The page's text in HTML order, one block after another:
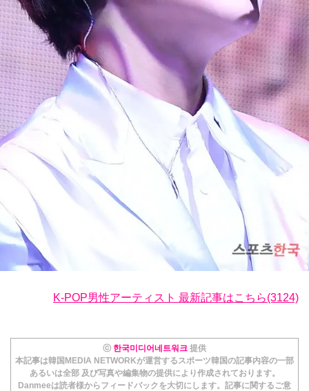
K-POP男性アーティスト 最新記事はこちら(3124)
ⓒ 한국미디어네트워크 提供
本記事は韓国MEDIA NETWORKが運営するスポーツ韓国の記事内容の一部
あるいは全部 及び写真や編集物の提供により作成されております。
Danmeeは読者様からフィードバックを大切にします。記事に関するご意